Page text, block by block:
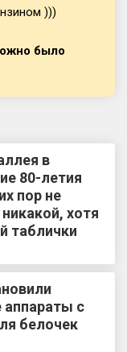
)))
было
в
80-летия
пор не
хотя
таблички
аппараты с
белочек